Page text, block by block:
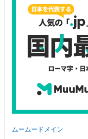
ムームードメイン